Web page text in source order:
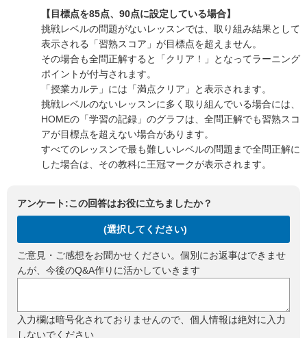
【目標点を85点、90点に設定している場合】
挑戦レベルの問題がないレッスンでは、取り組み結果として
表示される「習熟スコア」が目標点を超えません。
その場合も全問正解すると「クリア！」となってラーニング
ポイントが付与されます。
「授業カルテ」には「満点クリア」と表示されます。
挑戦レベルのないレッスンに多く取り組んでいる場合には、
HOMEの「学習の記録」のグラフは、全問正解でも習熟スコ
アが目標点を超えない場合があります。
すべてのレッスンで最も難しいレベルの問題まで全問正解に
した場合は、その教科に王冠マークが表示されます。
アンケート:この回答はお役に立ちましたか？
(選択してください)
ご意見・ご感想をお聞かせください。個別にお返事はできませ
んが、今後のQ&A作りに活かしていきます
入力欄は暗号化されておりませんので、個人情報は絶対に入力
しないでください